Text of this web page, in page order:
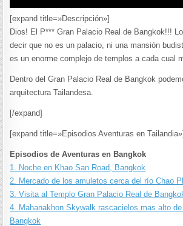
[expand title=»Descripción»]
Dios! El P*** Gran Palacio Real de Bangkok!!!
decir que no es un palacio, ni una mansión
es un enorme complejo de templos a cada cual
Dentro del Gran Palacio Real de Bangkok
arquitectura Tailandesa.
[/expand]
[expand title=»Episodios Aventuras en Tailandia»]
Episodios de Aventuras en Bangkok
1. Noche en Khao San Road, Bangkok
2. Mercado de los amuletos cerca del río Chao
3. Visita al Templo Gran Palacio Real de
4. Mahanakhon Skywalk rascacielos mas alto de
Bangkok